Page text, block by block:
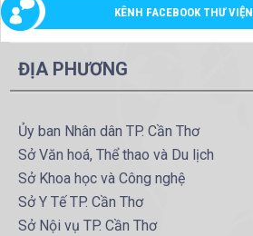
KÊNH FACEBOOK THƯ VIỆN
ĐỊA PHƯƠNG
Ủy ban Nhân dân TP. Cần Thơ
Sở Văn hoá, Thể thao và Du lịch
Sở Khoa học và Công nghệ
Sở Y Tế TP. Cần Thơ
Sở Nội vụ TP. Cần Thơ